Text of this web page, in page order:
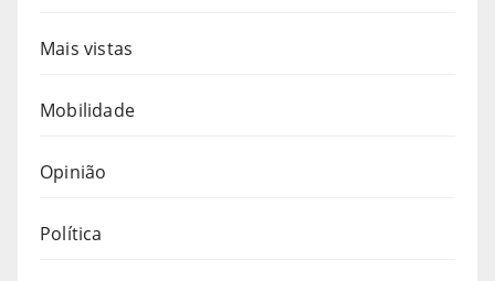
Mais vistas
Mobilidade
Opinião
Política